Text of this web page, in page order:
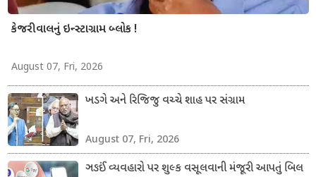
કેજરીવાલનું ઇન્સ્ટાગ્રામ બ્લોક !
August 07, Fri, 2026
ખડગે અને રિજિજુ વચ્ચે શાહ પર સંગ્રામ
August 07, Fri, 2026
ઞઙઈં વ્યવહારો પર શુલ્ક વસૂલવાની મંજૂરી આપતું બિલ